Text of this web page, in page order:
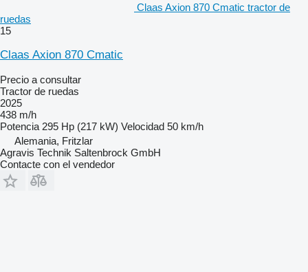
Claas Axion 870 Cmatic tractor de
ruedas
15
Claas Axion 870 Cmatic
Precio a consultar
Tractor de ruedas
2025
438 m/h
Potencia 295 Hp (217 kW) Velocidad 50 km/h
Alemania, Fritzlar
Agravis Technik Saltenbrock GmbH
Contacte con el vendedor